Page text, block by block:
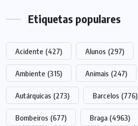
Etiquetas populares
Acidente (427) Alunos (297)
Ambiente (315) Animais (247)
Autárquicas (273) Barcelos (776)
Bombeiros (677) Braga (4963)